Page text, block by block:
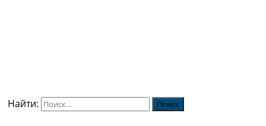
Найти: